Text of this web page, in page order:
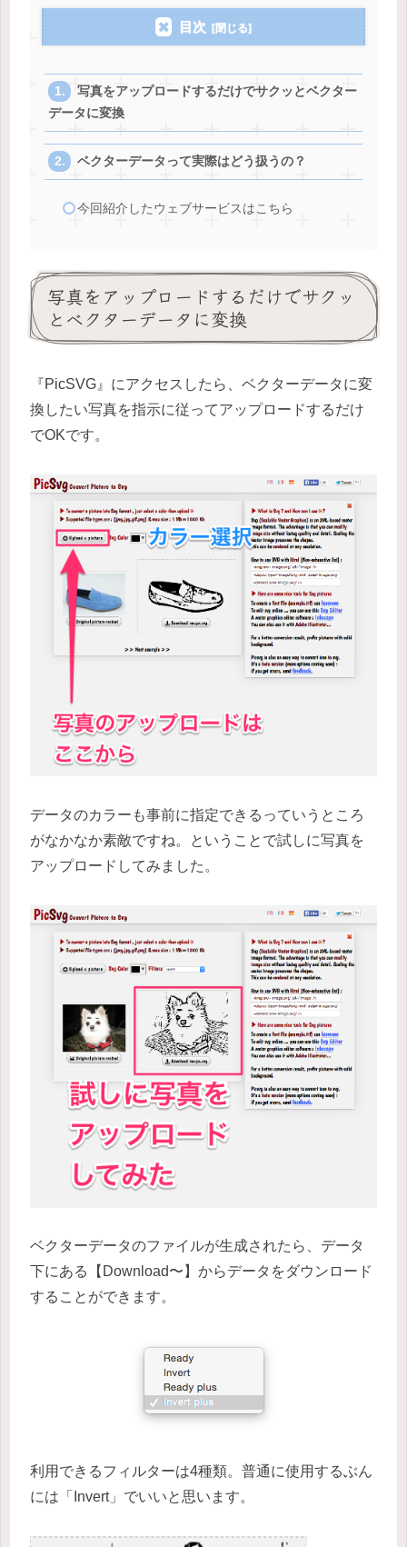
目次
写真をアップロードするだけでサクッとベクター
データに変換
ベクターデータって実際はどう扱うの？
今回紹介したウェブサービスはこちら
写真をアップロードするだけでサクッ
とベクターデータに変換
『PicSVG』にアクセスしたら、ベクターデータに変
換したい写真を指示に従ってアップロードするだけ
でOKです。
データのカラーも事前に指定できるっていうところ
がなかなか素敵ですね。ということで試しに写真を
アップロードしてみました。
ベクターデータのファイルが生成されたら、データ
下にある【Download〜】からデータをダウンロード
することができます。
利用できるフィルターは4種類。普通に使用するぶん
には「Invert」でいいと思います。